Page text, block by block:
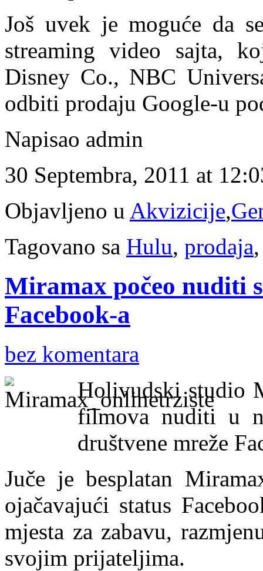
Još uvek je moguće da
streaming video sajta,
Disney Co., NBC
odbiti prodaju Google-u
Napisao admin
30 Septembra, 2011 at
Objavljeno u Akvizicije,
Tagovano sa Hulu, prodaja
Miramax počeo nuditi
Facebook-a
bez komentara
Holivudski studio
filmova nuditi u
društvene mreže
Juče je besplatan
ojačavajući status
mjesta za zabavu,
svojim prijateljima.